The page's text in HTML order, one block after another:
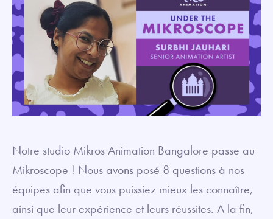
Notre studio Mikros Animation Bangalore passe au
Mikroscope ! Nous avons posé 8 questions à nos
équipes afin que vous puissiez mieux les connaître,
ainsi que leur expérience et leurs réussites. A la fin,